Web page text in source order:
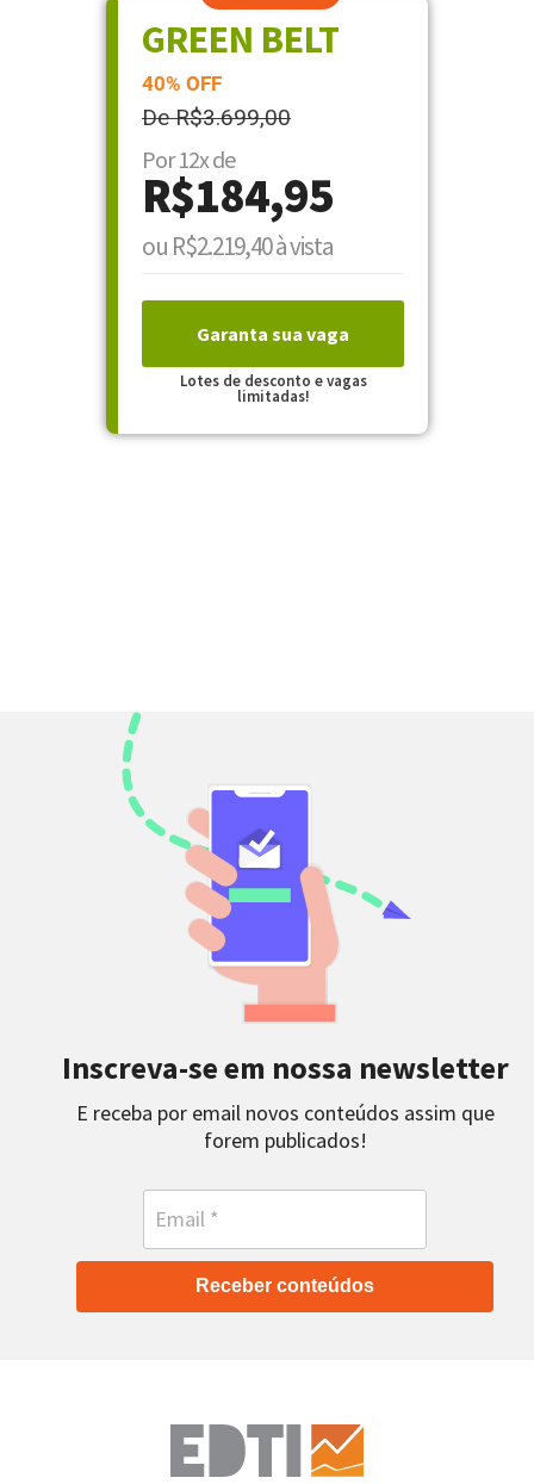
GREEN BELT
40% OFF
De R$3.699,00
Por 12x de
R$184,95
ou R$2.219,40 à vista
Garanta sua vaga
Lotes de desconto e vagas
limitadas!
Inscreva-se em nossa newsletter
E receba por email novos conteúdos assim que
forem publicados!
Receber conteúdos